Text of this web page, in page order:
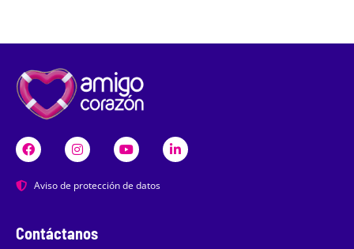
Aviso de protección de datos
Contáctanos